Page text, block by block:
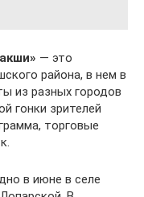
— это
района, в нем в
из разных городов
гонки зрителей
торговые
в июне в селе